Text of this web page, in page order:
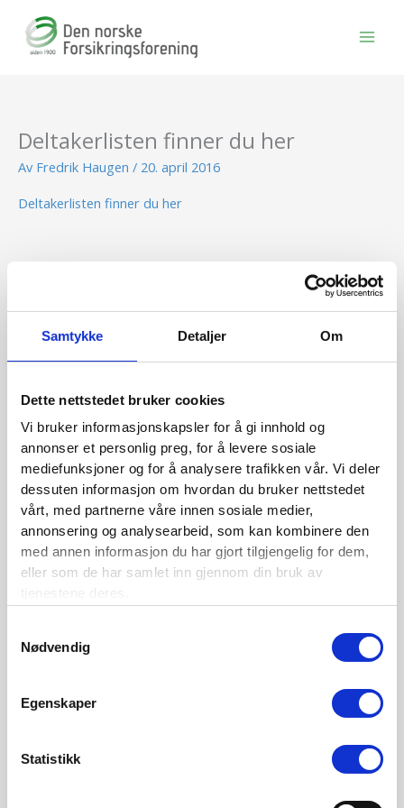
Samtykke Detaljer Om
Dette nettstedet bruker cookies
Vi bruker informasjonskapsler for å gi innhold og
annonser et personlig preg, for å levere sosiale
mediefunksjoner og for å analysere trafikken vår. Vi deler
dessuten informasjon om hvordan du bruker nettstedet
vårt, med partnerne våre innen sosiale medier,
annonsering og analysearbeid, som kan kombinere den
med annen informasjon du har gjort tilgjengelig for dem,
eller som de har samlet inn gjennom din bruk av
tjenestene deres.
Nødvendig
Egenskaper
Statistikk
Deltakerlisten finner du her
Av Fredrik Haugen / 20. april 2016
Deltakerlisten finner du her
BLI MEDLEM
Se medlemsfordeler og bli medlem her
Siste nytt
Nordisk Forsikringstidsskrift nr. 1/2026
Nominer din kandidat til Forsikringsprisen 2025
Nordisk Forsikringstidsskrift nr. 1/2025
Nordisk Forsikringstidsskrift nr. 4/2024
Nordisk Forsikringstidsskrift nr. 3/2024
Nordisk Forsikringstidsskrift nr. 1/2024
Kontaktinformasjon